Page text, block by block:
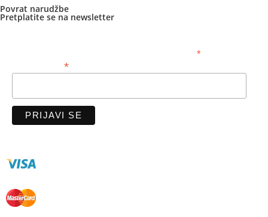
Povrat narudžbe
Pretplatite se na newsletter
*obavezno polje
*